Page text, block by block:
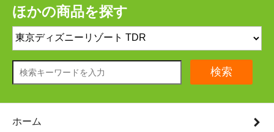
ほかの商品を探す
検索
ホーム